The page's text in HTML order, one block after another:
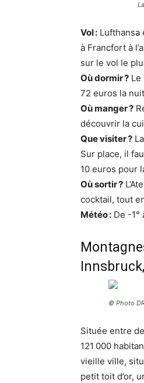
Vol : Lufthansa
à Francfort à
sur le vol le
Où dormir ? Le
72 euros la
Où manger ?
découvrir la
Que visiter ?
Sur place, il
10 euros pour
Où sortir ?
cocktail, tout
Météo : De -1°
© Photo
Située entre
121 000
vieille ville,
petit toit d’or,